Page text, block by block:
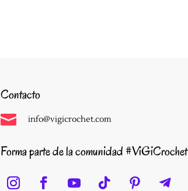
Contacto
 info@vigicrochet.com
Forma parte de la comunidad #ViGiCrochet